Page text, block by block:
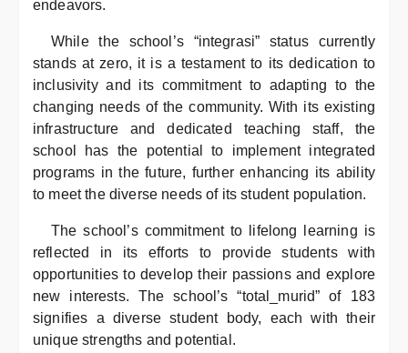
endeavors.
While the school’s “integrasi” status currently
stands at zero, it is a testament to its dedication to
inclusivity and its commitment to adapting to the
changing needs of the community. With its existing
infrastructure and dedicated teaching staff, the
school has the potential to implement integrated
programs in the future, further enhancing its ability
to meet the diverse needs of its student population.
The school’s commitment to lifelong learning is
reflected in its efforts to provide students with
opportunities to develop their passions and explore
new interests. The school’s “total_murid” of 183
signifies a diverse student body, each with their
unique strengths and potential.